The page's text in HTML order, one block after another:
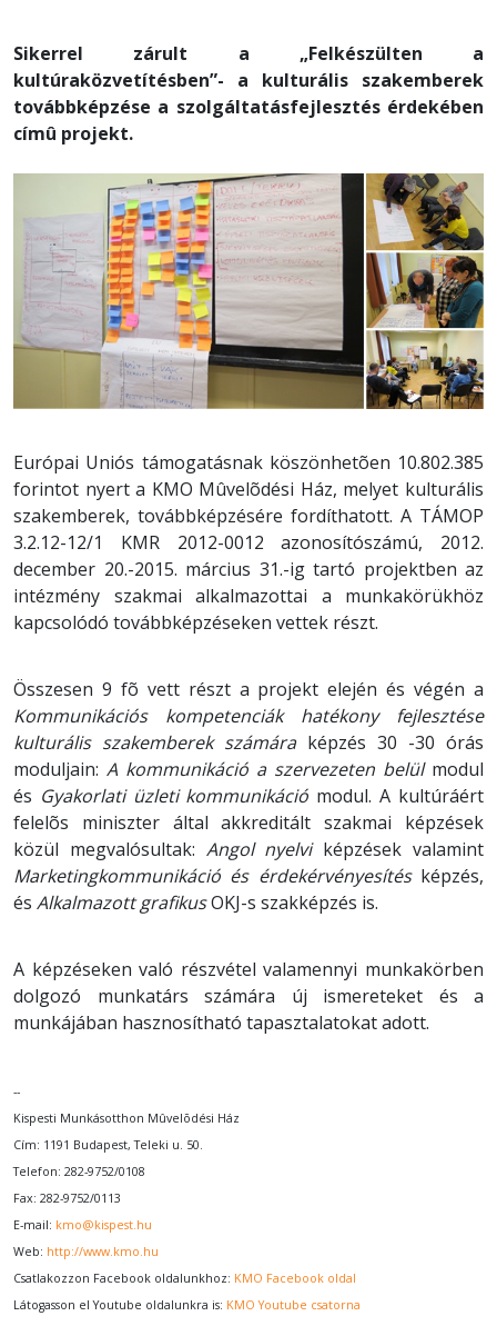
Sikerrel zárult a „Felkészülten a
kultúraközvetítésben”- a kulturális szakemberek
továbbképzése a szolgáltatásfejlesztés érdekében
címû projekt.
Európai Uniós támogatásnak köszönhetõen 10.802.385
forintot nyert a KMO Mûvelõdési Ház, melyet kulturális
szakemberek, továbbképzésére fordíthatott. A TÁMOP
3.2.12-12/1 KMR 2012-0012 azonosítószámú, 2012.
december 20.-2015. március 31.-ig tartó projektben az
intézmény szakmai alkalmazottai a munkakörükhöz
kapcsolódó továbbképzéseken vettek részt.
Összesen 9 fõ vett részt a projekt elején és végén a
Kommunikációs kompetenciák hatékony fejlesztése
kulturális szakemberek számára képzés 30 -30 órás
moduljain: A kommunikáció a szervezeten belül modul
és Gyakorlati üzleti kommunikáció modul. A kultúráért
felelõs miniszter által akkreditált szakmai képzések
közül megvalósultak: Angol nyelvi képzések valamint
Marketingkommunikáció és érdekérvényesítésképzés,
és Alkalmazott grafikusOKJ-s szakképzés is.
A képzéseken való részvétel valamennyi munkakörben
dolgozó munkatárs számára új ismereteket és a
munkájában hasznosítható tapasztalatokat adott.
--
Kispesti Munkásotthon Mûvelõdési Ház
Cím: 1191 Budapest, Teleki u. 50.
Telefon: 282-9752/0108
Fax: 282-9752/0113
E-mail: kmo@kispest.hu
Web: http://www.kmo.hu
Csatlakozzon Facebook oldalunkhoz: KMO Facebook oldal
Látogasson el Youtube oldalunkra is: KMO Youtube csatorna